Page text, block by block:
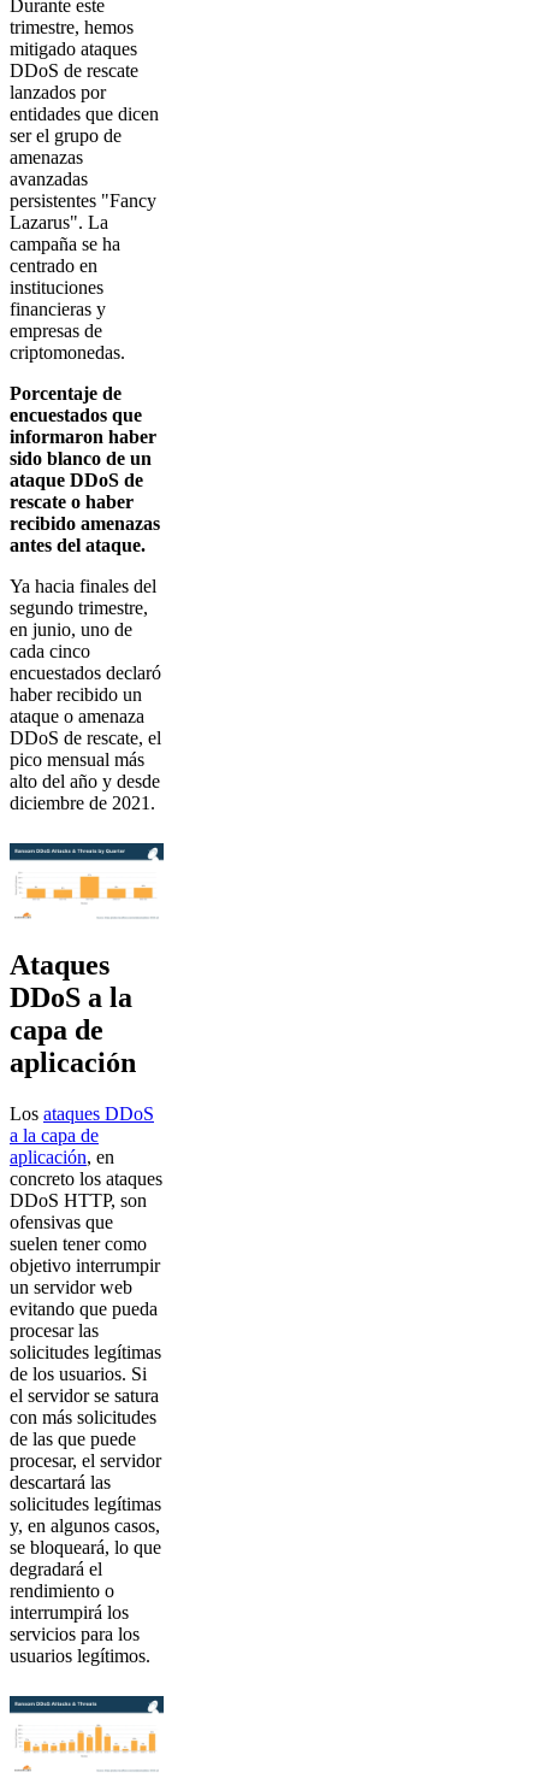
Durante este
trimestre, hemos
mitigado ataques
DDoS de rescate
lanzados por
entidades que dicen
ser el grupo de
amenazas
avanzadas
persistentes "Fancy
Lazarus". La
campaña se ha
centrado en
instituciones
financieras y
empresas de
criptomonedas.
Porcentaje de
encuestados que
informaron haber
sido blanco de un
ataque DDoS de
rescate o haber
recibido amenazas
antes del ataque.
Ya hacia finales del
segundo trimestre,
en junio, uno de
cada cinco
encuestados declaró
haber recibido un
ataque o amenaza
DDoS de rescate, el
pico mensual más
alto del año y desde
diciembre de 2021.
Ataques
DDoS a la
capa de
aplicación
Los ataques DDoS
a la capa de
aplicación, en
concreto los ataques
DDoS HTTP, son
ofensivas que
suelen tener como
objetivo interrumpir
un servidor web
evitando que pueda
procesar las
solicitudes legítimas
de los usuarios. Si
el servidor se satura
con más solicitudes
de las que puede
procesar, el servidor
descartará las
solicitudes legítimas
y, en algunos casos,
se bloqueará, lo que
degradará el
rendimiento o
interrumpirá los
servicios para los
usuarios legítimos.